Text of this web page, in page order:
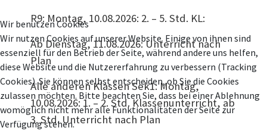
R9: Montag, 10.08.2026: 2. – 5. Std. KL:
Ab Dienstag, 11.08.2026: Unterricht nach
Plan
Alle anderen Klassen Sek1: Montag,
10.08.2026: 1. – 2. Std. Klassenunterricht, ab
3. Std. Unterricht nach Plan
Wir benutzen Cookies
Wir nutzen Cookies auf unserer Website. Einige von ihnen sind
essenziell für den Betrieb der Seite, während andere uns helfen,
diese Website und die Nutzererfahrung zu verbessern (Tracking
Cookies). Sie können selbst entscheiden, ob Sie die Cookies
zulassen möchten. Bitte beachten Sie, dass bei einer Ablehnung
womöglich nicht mehr alle Funktionalitäten der Seite zur
Verfügung stehen.